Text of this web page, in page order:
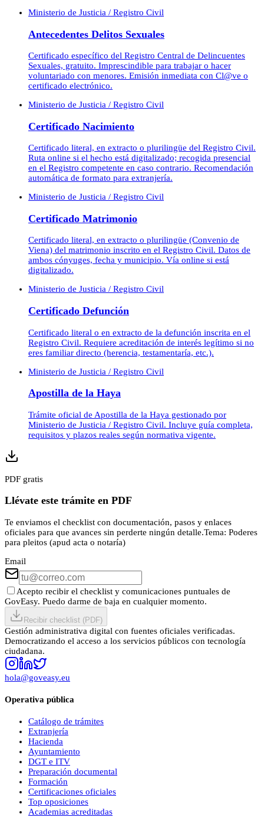
Ministerio de Justicia / Registro Civil
Antecedentes Delitos Sexuales
Certificado específico del Registro Central de Delincuentes
Sexuales, gratuito. Imprescindible para trabajar o hacer
voluntariado con menores. Emisión inmediata con Cl@ve o
certificado electrónico.
Ministerio de Justicia / Registro Civil
Certificado Nacimiento
Certificado literal, en extracto o plurilingüe del Registro Civil.
Ruta online si el hecho está digitalizado; recogida presencial
en el Registro competente en caso contrario. Recomendación
automática de formato para extranjería.
Ministerio de Justicia / Registro Civil
Certificado Matrimonio
Certificado literal, en extracto o plurilingüe (Convenio de
Viena) del matrimonio inscrito en el Registro Civil. Datos de
ambos cónyuges, fecha y municipio. Vía online si está
digitalizado.
Ministerio de Justicia / Registro Civil
Certificado Defunción
Certificado literal o en extracto de la defunción inscrita en el
Registro Civil. Requiere acreditación de interés legítimo si no
eres familiar directo (herencia, testamentaría, etc.).
Ministerio de Justicia / Registro Civil
Apostilla de la Haya
Trámite oficial de Apostilla de la Haya gestionado por
Ministerio de Justicia / Registro Civil. Incluye guía completa,
requisitos y plazos reales según normativa vigente.
PDF gratis
Llévate este trámite en PDF
Te enviamos el checklist con documentación, pasos y enlaces
oficiales para que avances sin perderte ningún detalle.Tema: Poderes
para pleitos (apud acta o notaría)
Email
Acepto recibir el checklist y comunicaciones puntuales de
GovEasy. Puedo darme de baja en cualquier momento.
Recibir checklist (PDF)
Gestión administrativa digital con fuentes oficiales verificadas.
Democratizando el acceso a los servicios públicos con tecnología
ciudadana.
hola@goveasy.eu
Operativa pública
Catálogo de trámites
Extranjería
Hacienda
Ayuntamiento
DGT e ITV
Preparación documental
Formación
Certificaciones oficiales
Top oposiciones
Academias acreditadas